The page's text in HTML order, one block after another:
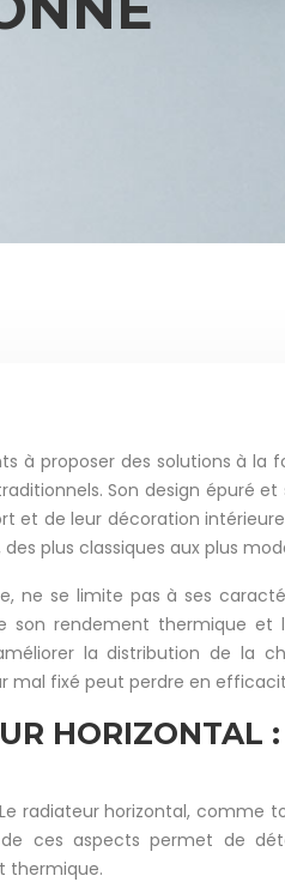
proposer des solutions à la
Son design épuré
et de leur décoration
plus classiques aux plus
se limite pas à ses
rendement thermique et
la distribution de la
fixé peut perdre en
HORIZONTAL
radiateur horizontal,
de ces aspects permet de
thermique.